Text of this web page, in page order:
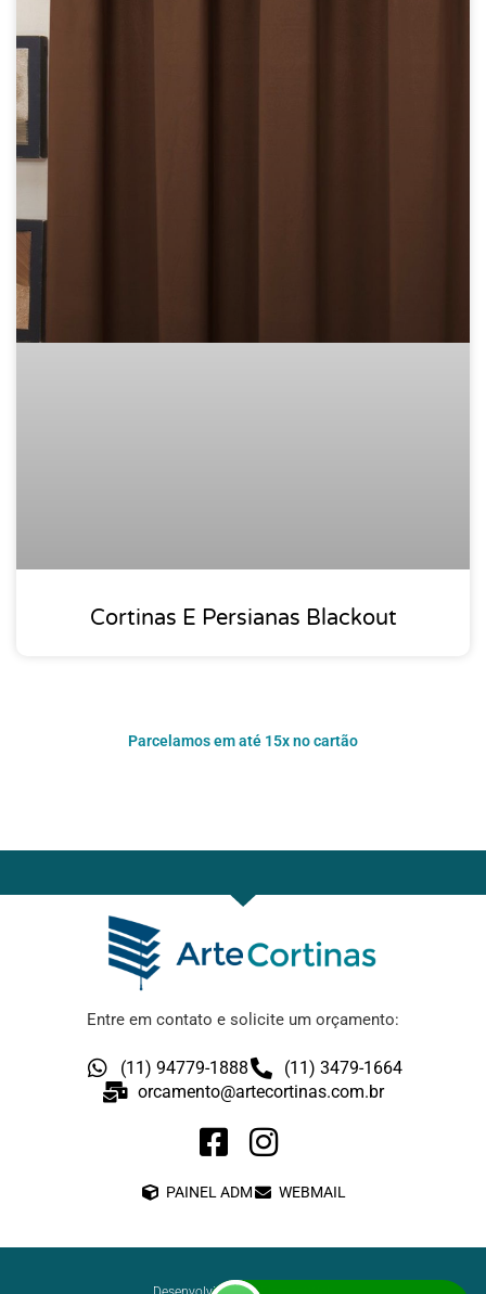
Cortinas E Persianas Blackout
Parcelamos em até 15x no cartão
Entre em contato e solicite um orçamento:
(11) 94779-1888
(11) 3479-1664
orcamento@artecortinas.com.br
PAINEL ADM WEBMAIL